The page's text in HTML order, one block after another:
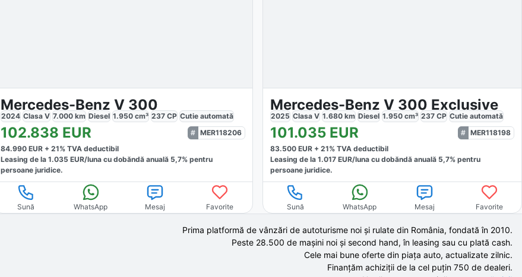
Mercedes-Benz V 300
2024 Clasa V 7.000 km Diesel 1.950 cm³ 237 CP Cutieautomată
102.838 EUR
MER118206
84.990 EUR +21% TVA deductibil
Leasing de la1.035 EUR/luna cu dobăndă anuală 5,7% pentru
persoane juridice.
Sună WhatsApp Mesaj Favorite
Mercedes-Benz V 300 Exclusive
2025 Clasa V 1.680km Diesel 1.950cm³ 237CP Cutie automată
101.035EUR
MER118198
83.500EUR + 21% TVA deductibil
Leasing de la 1.017EUR/lunacu dobăndă anuală 5,7% pentru
persoane juridice.
Sună WhatsApp Mesaj Favorite
Prima platformă de vânzări de autoturisme noi și rulate din România, fondată în 2010.
Peste 28.500 de mașini noi și second hand,în leasing sau cu plată cash.
Cele mai bune oferte din piața auto, actualizate zilnic.
Finanțăm achiziții de la cel puțin 750 de dealeri.